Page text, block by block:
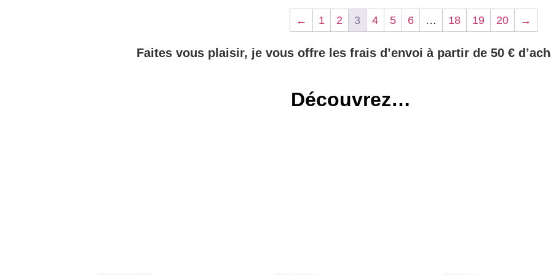
← 1 2 3 4 5 6 … 18 19 20 →
Faites vous plaisir, je vous offre les frais d’envoi à partir de 50 €
Découvrez…